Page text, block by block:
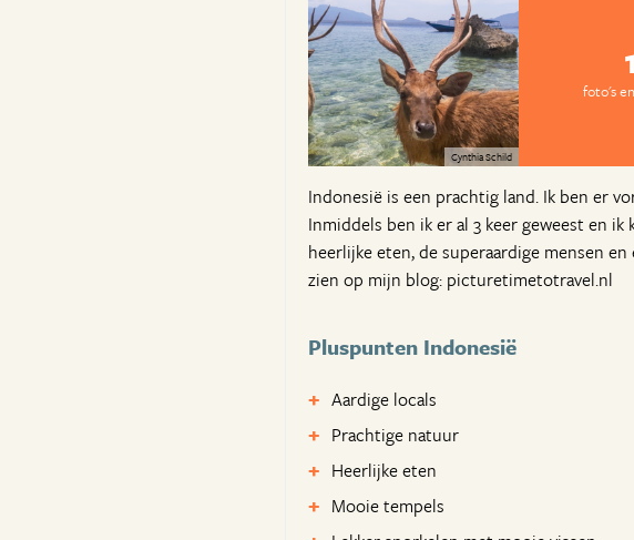
Cynthia Schild
foto's
Indonesië is een prachtig land. Ik ben er
Inmiddels ben ik er al 3 keer geweest en
heerlijke eten, de superaardige mensen
zien op mijn blog: picturetimetotravel.nl
Pluspunten Indonesië
Aardige locals
Prachtige natuur
Heerlijke eten
Mooie tempels